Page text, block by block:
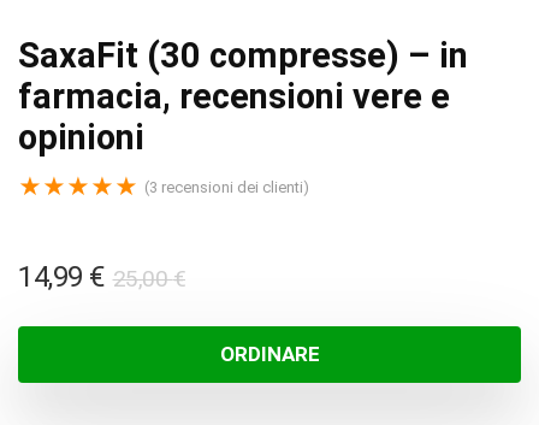
SaxaFit (30 compresse) – in
farmacia, recensioni vere e
opinioni
★★★★★ (3 recensioni dei clienti)
25,00€Il
originale
era:
14,99 €
Il
attuale
è:
ORDINARE